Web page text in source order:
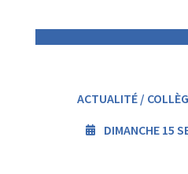
ACTUALITÉ /
DIMANCHE 15